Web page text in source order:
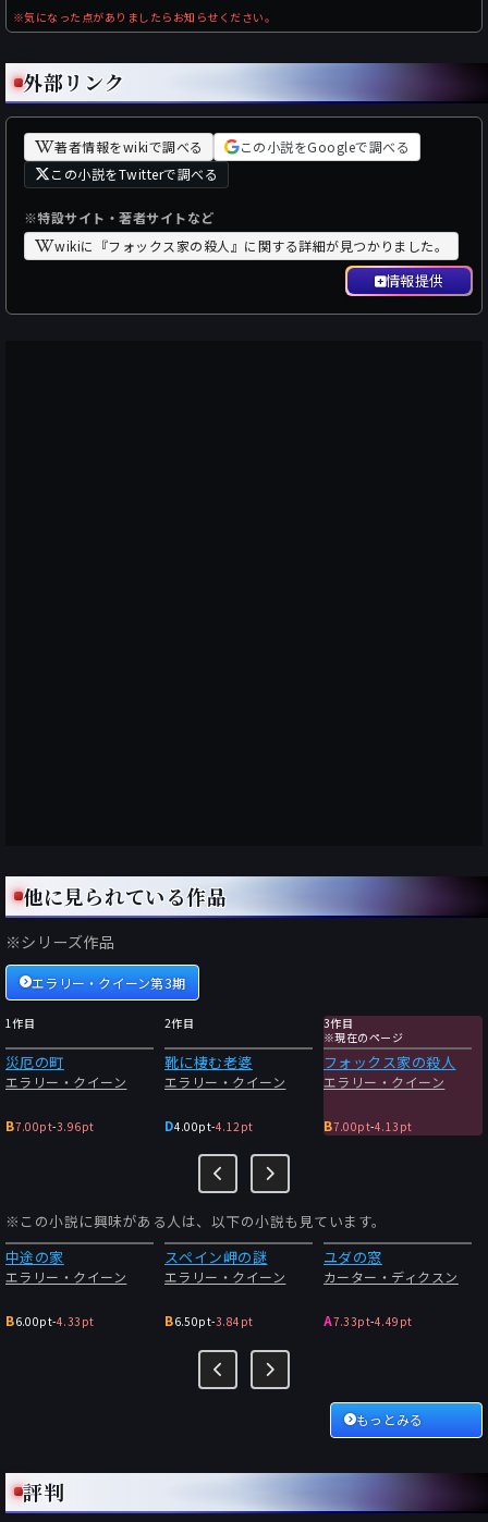
※気になった点がありましたらお知らせください。
外部リンク
著者情報をwikiで調べる
この小説をGoogleで調べる
この小説をTwitterで調べる
※特設サイト・著者サイトなど
wikiに『フォックス家の殺人』に関する詳細が見つかりました。
情報提供
他に見られている作品
※シリーズ作品
エラリー・クイーン第3期
1作目
災厄の町
エラリー・クイーン
B7.00pt-3.96pt
2作目
靴に棲む老婆
エラリー・クイーン
D4.00pt-4.12pt
3作目
※現在のページ
フォックス家の殺人
エラリー・クイーン
B7.00pt-4.13pt
※この小説に興味がある人は、以下の小説も見ています。
中途の家
エラリー・クイーン
B6.00pt-4.33pt
スペイン岬の謎
エラリー・クイーン
B6.50pt-3.84pt
ユダの窓
カーター・ディクスン
A7.33pt-4.49pt
もっとみる
評判